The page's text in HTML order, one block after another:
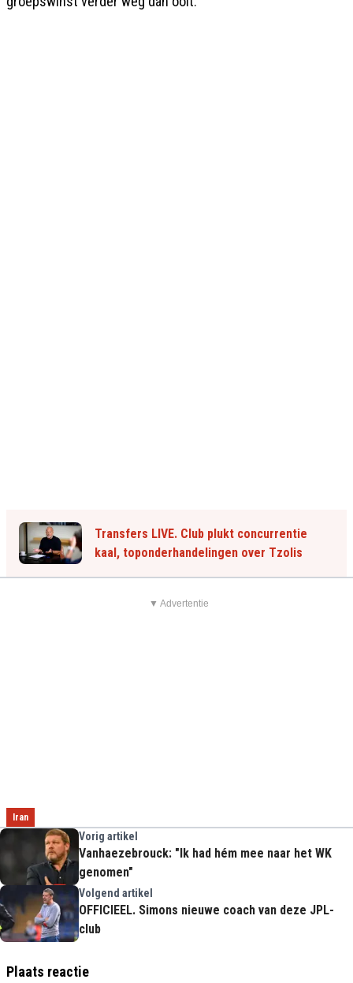
Transfers LIVE. Club plukt concurrentie
kaal, toponderhandelingen over Tzolis
▼ Advertentie
Iran
Vorig artikel
Vanhaezebrouck: "Ik had hém mee naar het WK
genomen"
Volgend artikel
OFFICIEEL. Simons nieuwe coach van deze JPL-
club
Plaats reactie